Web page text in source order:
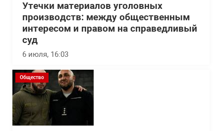
Утечки материалов уголовных
производств: между общественным
интересом и правом на справедливый
суд
6 июля, 16:03
Общество